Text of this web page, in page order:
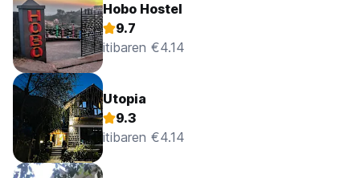
Hobo Hostel
9.7
itibaren €4.14
Utopia
9.3
itibaren €4.14